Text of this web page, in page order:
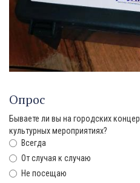
Опрос
Бываете ли вы на городских
культурных мероприятиях?
Всегда
От случая к случаю
Не посещаю